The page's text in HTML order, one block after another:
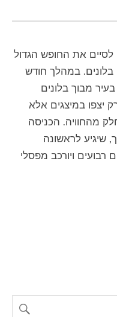
את החופש הגדול
בלונים. במהלך חודש
מבוך בלונים
יצפו במיצגים אלא
מהחוויה. הכניסה
לראשונה
ויורכב מפסלי